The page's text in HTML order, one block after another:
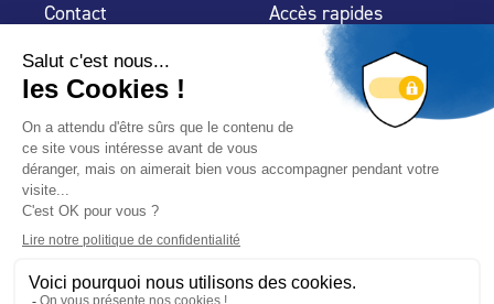
Contact
32 rue de Mogador
75 009 Paris
Accès rapides
Espace Presse
Trouver un
professionnel
Nous suivre